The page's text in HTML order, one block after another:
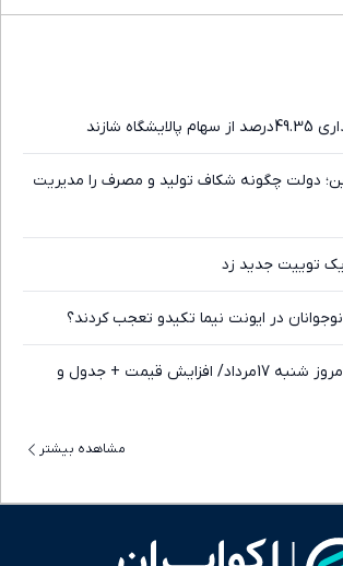
شازند
دولت چگونه شکاف تولید و مصرف را مدیریت
یک توییت جدید زد
در ایونت نیما تکیدو تعجب کردند؟
قیمت طلای 18عیار امروز شنبه 17مرداد/ افزایش قیمت + جدول و
مشاهده بیشتر